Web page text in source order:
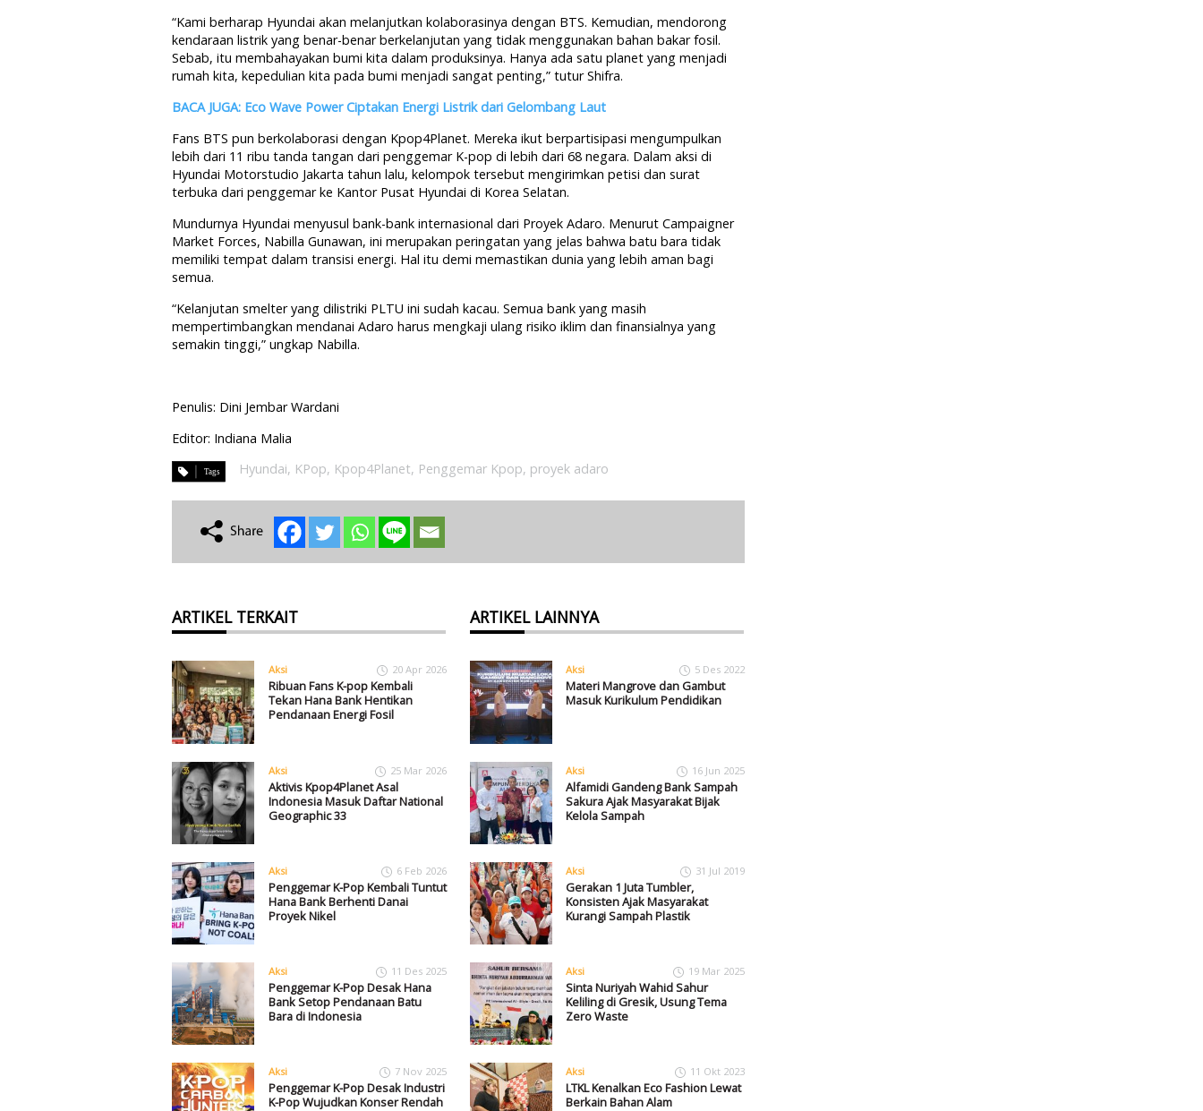
“Kami berharap Hyundai akan melanjutkan kolaborasinya dengan BTS. Kemudian, mendorong
kendaraan listrik yang benar-benar berkelanjutan yang tidak menggunakan bahan bakar fosil.
Sebab, itu membahayakan bumi kita dalam produksinya. Hanya ada satu planet yang menjadi
rumah kita, kepedulian kita pada bumi menjadi sangat penting,” tutur Shifra.
BACA JUGA: Eco Wave Power Ciptakan Energi Listrik dari Gelombang Laut
Fans BTS pun berkolaborasi dengan Kpop4Planet. Mereka ikut berpartisipasi mengumpulkan
lebih dari 11 ribu tanda tangan dari penggemar K-pop di lebih dari 68 negara. Dalam aksi di
Hyundai Motorstudio Jakarta tahun lalu, kelompok tersebut mengirimkan petisi dan surat
terbuka dari penggemar ke Kantor Pusat Hyundai di Korea Selatan.
Mundurnya Hyundai menyusul bank-bank internasional dari Proyek Adaro. Menurut Campaigner
Market Forces, Nabilla Gunawan, ini merupakan peringatan yang jelas bahwa batu bara tidak
memiliki tempat dalam transisi energi. Hal itu demi memastikan dunia yang lebih aman bagi
semua.
“Kelanjutan smelter yang dilistriki PLTU ini sudah kacau. Semua bank yang masih
mempertimbangkan mendanai Adaro harus mengkaji ulang risiko iklim dan finansialnya yang
semakin tinggi,” ungkap Nabilla.
Penulis: Dini Jembar Wardani
Editor: Indiana Malia
Hyundai, KPop, Kpop4Planet, Penggemar Kpop, proyek adaro
ARTIKEL TERKAIT
Aksi 20 Apr 2026
Ribuan Fans K-pop Kembali
Tekan Hana Bank Hentikan
Pendanaan Energi Fosil
Aksi 25 Mar 2026
Aktivis Kpop4Planet Asal
Indonesia Masuk Daftar National
Geographic 33
Aksi 6 Feb 2026
Penggemar K-Pop Kembali Tuntut
Hana Bank Berhenti Danai
Proyek Nikel
Aksi 11 Des 2025
Penggemar K-Pop Desak Hana
Bank Setop Pendanaan Batu
Bara di Indonesia
Aksi 7 Nov 2025
Penggemar K-Pop Desak Industri
K-Pop Wujudkan Konser Rendah
ARTIKEL LAINNYA
Aksi 5 Des 2022
Materi Mangrove dan Gambut
Masuk Kurikulum Pendidikan
Aksi 16 Jun 2025
Alfamidi Gandeng Bank Sampah
Sakura Ajak Masyarakat Bijak
Kelola Sampah
Aksi 31 Jul 2019
Gerakan 1 Juta Tumbler,
Konsisten Ajak Masyarakat
Kurangi Sampah Plastik
Aksi 19 Mar 2025
Sinta Nuriyah Wahid Sahur
Keliling di Gresik, Usung Tema
Zero Waste
Aksi 11 Okt 2023
LTKL Kenalkan Eco Fashion Lewat
Berkain Bahan Alam